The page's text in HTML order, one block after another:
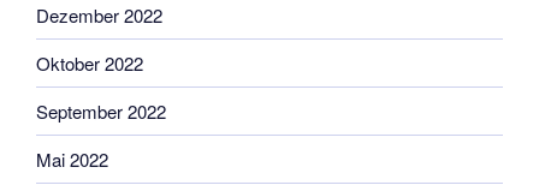
Dezember 2022
Oktober 2022
September 2022
Mai 2022